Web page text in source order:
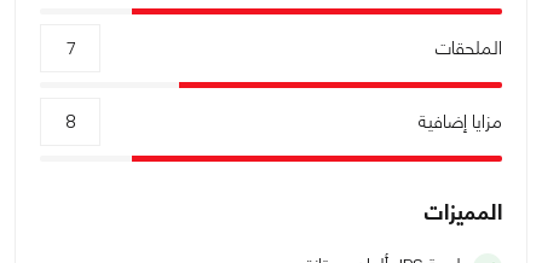
الملحقات 7
مزايا إضافية 8
المميزات